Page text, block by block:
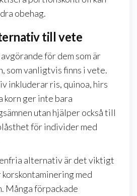
obehag.
till vete
för dem som är
som vanligtvis finns i vete.
inkluderar ris, quinoa, hirs
korn ger inte bara
utan hjälper också till
för individer med
alternativ är det viktigt
med
Många förpackade